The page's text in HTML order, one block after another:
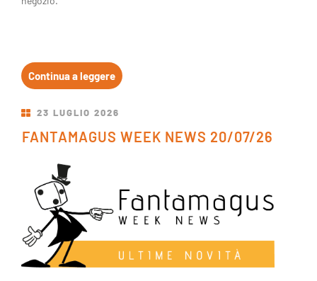
Continua a leggere
23 LUGLIO 2026
FANTAMAGUS WEEK NEWS 20/07/26